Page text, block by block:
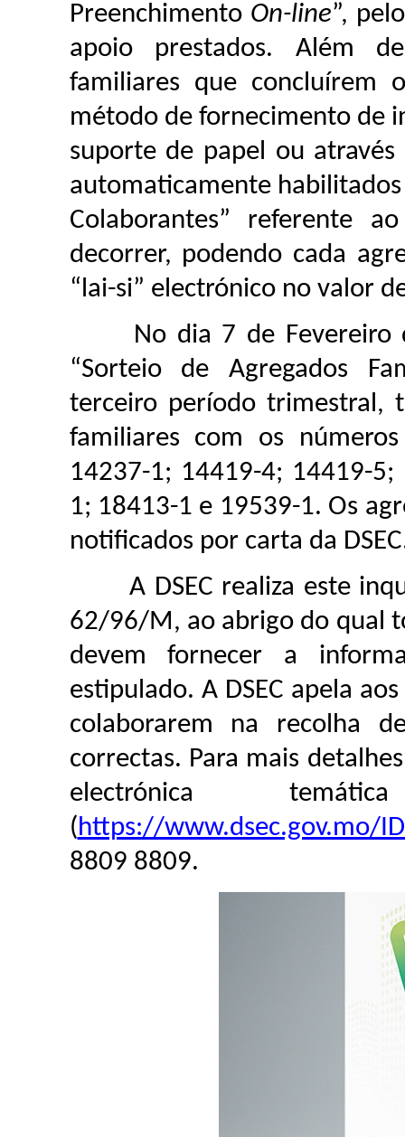
Preenchimento On-line”,
apoio prestados. Além
familiares que concluírem
método de fornecimento de
suporte de papel ou
automaticamente
Colaborantes” referente
decorrer, podendo cada
“lai-si” electrónico no valor
No dia 7 de Fevereiro
“Sorteio de Agregados
terceiro período trimestral,
familiares com os
14237-1; 14419-4; 14419-
1; 18413-1 e 19539-1. Os
notificados por carta da
A DSEC realiza este
62/96/M, ao abrigo do qual
devem fornecer a
estipulado. A DSEC apela
colaborarem na recolha
correctas. Para mais
electrónica
(https://www.dsec.gov.mo/
8809 8809.